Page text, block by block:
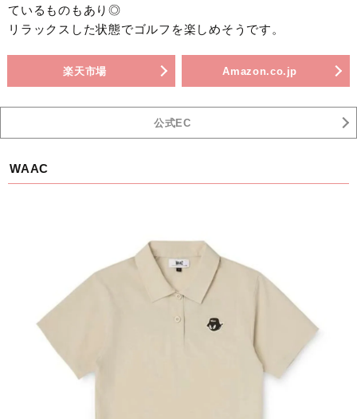
ているものもあり◎
リラックスした状態でゴルフを楽しめそうです。
楽天市場 Amazon.co.jp
公式EC
WAAC